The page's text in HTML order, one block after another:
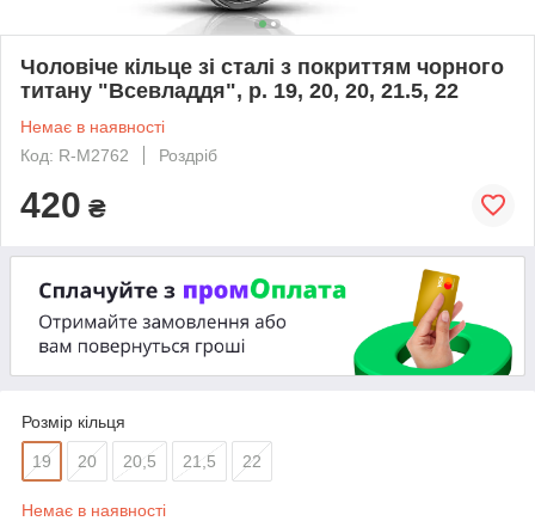
Чоловіче кільце зі сталі з покриттям чорного
титану "Всевладдя", р. 19, 20, 20, 21.5, 22
Немає в наявності
Код: R-M2762
Роздріб
420 ₴
Розмір кільця
19 20 20,5 21,5 22
Немає в наявності